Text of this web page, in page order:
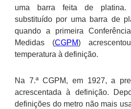
uma barra feita de platina.
substituído por uma barra de
quando a primeira
Medidas (CGPM)
temperatura à definição.
Na 7.ª CGPM, em 1927, a
acrescentada à definição.
definições do metro não mais